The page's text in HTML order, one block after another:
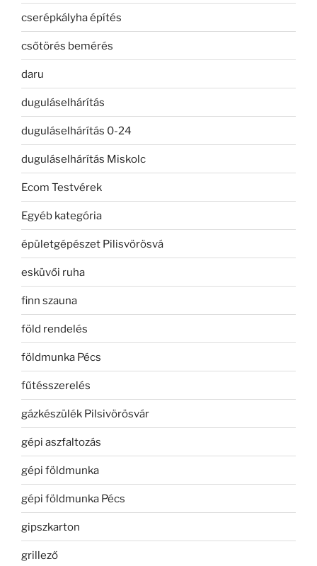
cserépkályha építés
csőtörés bemérés
daru
duguláselhárítás
duguláselhárítás 0-24
duguláselhárítás Miskolc
Ecom Testvérek
Egyéb kategória
épületgépészet Pilisvörösvá
esküvői ruha
finn szauna
föld rendelés
földmunka Pécs
fűtésszerelés
gázkészülék Pilsivörösvár
gépi aszfaltozás
gépi földmunka
gépi földmunka Pécs
gipszkarton
grillező